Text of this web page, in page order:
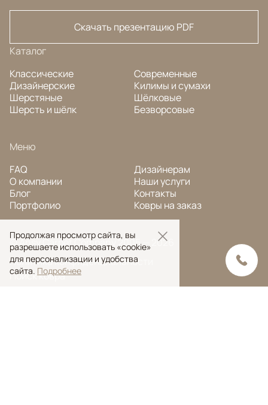
Скачать презентацию PDF
Каталог
Классические
Дизайнерские
Шерстяные
Шерсть и шёлк
Современные
Килимы и сумахи
Шёлковые
Безворсовые
Меню
FAQ
О компании
Блог
Портфолио
Дизайнерам
Наши услуги
Контакты
Ковры на заказ
© Ansy Carpet Company 2005 — 2026
Политика конфиденциальности
Поиск ковра
Продолжая просмотр сайта, вы
разрешаете использовать «cookie»
для персонализации и удобства
сайта. Подробнее